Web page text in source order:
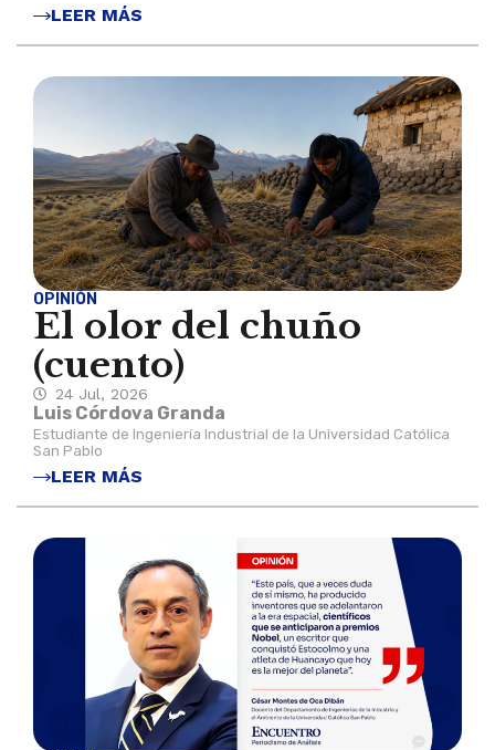
LEER MÁS
OPINIÓN
El olor del chuño
(cuento)
24 Jul, 2026
Luis Córdova Granda
Estudiante de Ingeniería Industrial de la Universidad Católica
San Pablo
LEER MÁS